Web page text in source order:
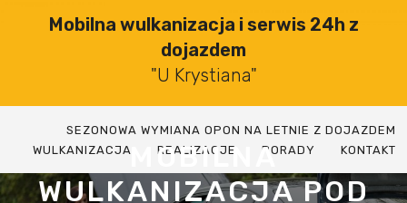
Mobilna wulkanizacja i serwis 24h z
dojazdem
"U Krystiana"
SEZONOWA WYMIANA OPON NA LETNIE Z DOJAZDEM
WULKANIZACJA
REALIZACJE PORADY KONTAKT
MOBILNA
WULKANIZACJA POD